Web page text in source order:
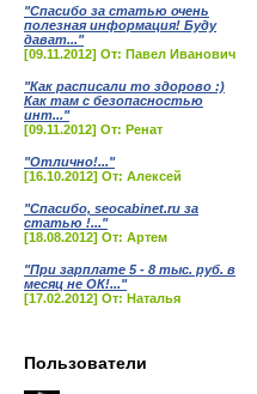
"Спасибо за статью очень
полезная информация! Буду
дават..."
[09.11.2012] От: Павел Иванович
"Как расписали то здорово :)
Как там с безопасностью
инт..."
[09.11.2012] От: Ренат
"Отлично!..."
[16.10.2012] От: Алексей
"Спасибо, seocabinet.ru за
статью !..."
[18.08.2012] От: Артем
"При зарплате 5 - 8 тыс. руб. в
месяц не ОК!..."
[17.02.2012] От: Наталья
Пользователи